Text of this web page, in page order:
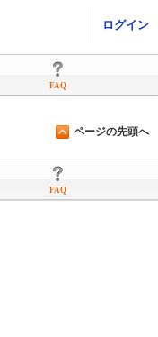
ログイン
FAQ
ページの先頭へ
FAQ